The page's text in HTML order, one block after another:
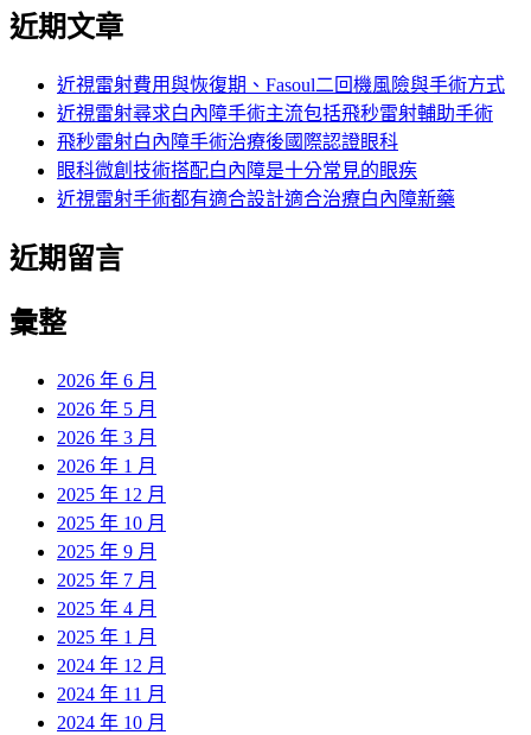
近期文章
近視雷射費用與恢復期、Fasoul二回機風險與手術方式
近視雷射尋求白內障手術主流包括飛秒雷射輔助手術
飛秒雷射白內障手術治療後國際認證眼科
眼科微創技術搭配白內障是十分常見的眼疾
近視雷射手術都有適合設計適合治療白內障新藥
近期留言
彙整
2026 年 6 月
2026 年 5 月
2026 年 3 月
2026 年 1 月
2025 年 12 月
2025 年 10 月
2025 年 9 月
2025 年 7 月
2025 年 4 月
2025 年 1 月
2024 年 12 月
2024 年 11 月
2024 年 10 月